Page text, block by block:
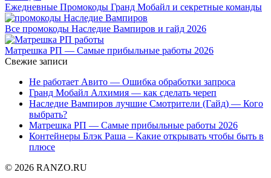
Ежедневные Промокоды Гранд Мобайл и секретные команды
Все промокоды Наследие Вампиров и гайд 2026
Матрешка РП — Самые прибыльные работы 2026
Свежие записи
Не работает Авито — Ошибка обработки запроса
Гранд Мобайл Алхимия — как сделать череп
Наследие Вампиров лучшие Смотрители (Гайд) — Кого
выбрать?
Матрешка РП — Самые прибыльные работы 2026
Контейнеры Блэк Раша – Какие открывать чтобы быть в
плюсе
© 2026 RANZO.RU